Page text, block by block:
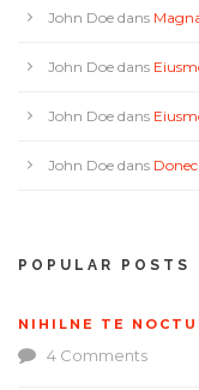
John Doe dans
John Doe dans
John Doe dans
John Doe dans
POPULAR POSTS
NIHILNE TE
4 Comments